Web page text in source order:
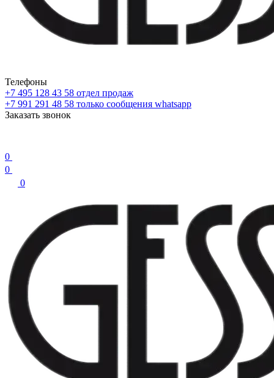
Телефоны
+7 495 128 43 58 отдел продаж
+7 991 291 48 58 только сообщения whatsapp
Заказать звонок
0
0
0